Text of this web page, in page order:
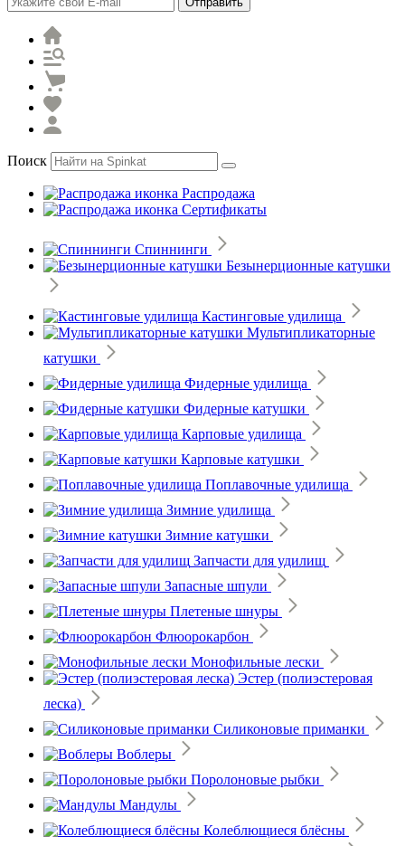
Поиск
Распродажа
Сертификаты
Спиннинги
Безынерционные катушки
Кастинговые удилища
Мультипликаторные
катушки
Фидерные удилища
Фидерные катушки
Карповые удилища
Карповые катушки
Поплавочные удилища
Зимние удилища
Зимние катушки
Запчасти для удилищ
Запасные шпули
Плетеные шнуры
Флюорокарбон
Монофильные лески
Эстер (полиэстеровая
леска)
Силиконовые приманки
Воблеры
Поролоновые рыбки
Мандулы
Колеблющиеся блёсны